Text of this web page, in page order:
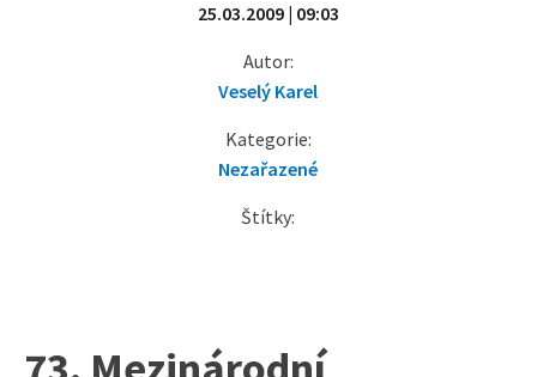
25.03.2009 | 09:03
Autor:
Veselý Karel
Kategorie:
Nezařazené
Štítky: